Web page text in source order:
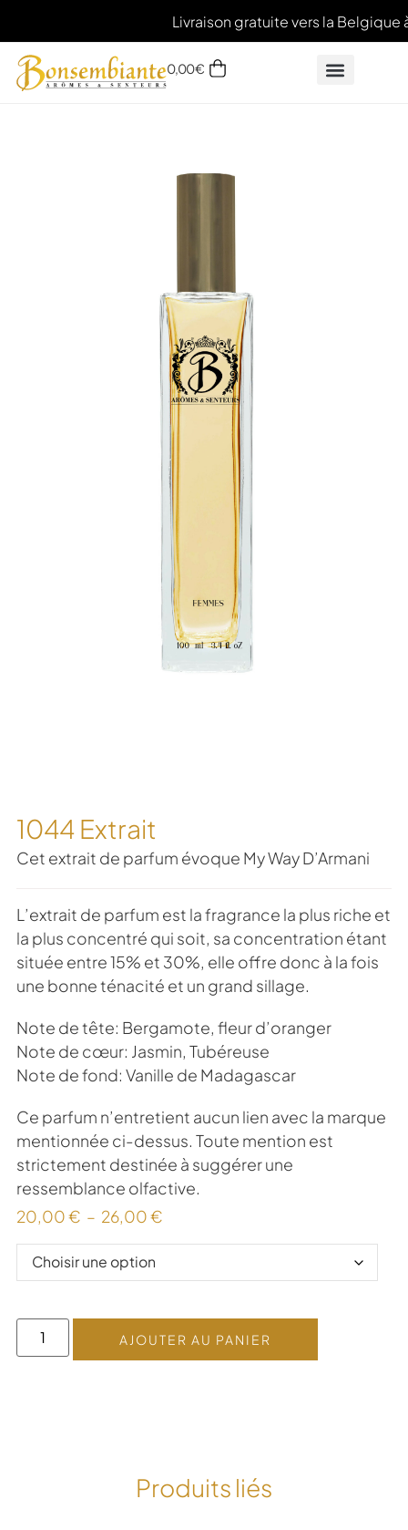
Livraison gratuite vers la Belgique
0,00€
1044 Extrait
Cet extrait de parfum évoque My Way D’Armani
L’extrait de parfum est la fragrance la plus riche et
la plus concentré qui soit, sa concentration étant
située entre 15% et 30%, elle offre donc à la fois
une bonne ténacité et un grand sillage.
Note de tête: Bergamote, fleur d’oranger
Note de cœur: Jasmin, Tubéreuse
Note de fond: Vanille de Madagascar
Ce parfum n’entretient aucun lien avec la marque
mentionnée ci-dessus. Toute mention est
strictement destinée à suggérer une
ressemblance olfactive.
20,00€ – 26,00€
AJOUTER AU PANIER
Produits liés